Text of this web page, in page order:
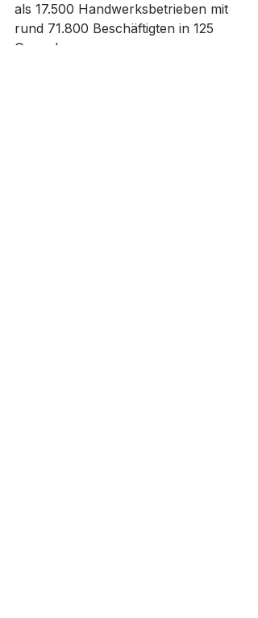
als 17.500 Handwerksbetrieben mit
rund 71.800 Beschäftigten in 125
Gewerken.